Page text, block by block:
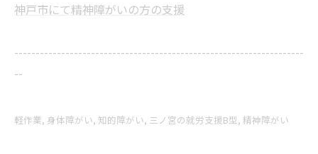
神戸市にて精神障がいの方の支援
--------------------------------------------------------------------
--
軽作業 身体障がい 知的障がい 三ノ宮の就労支援B型 精神障がい